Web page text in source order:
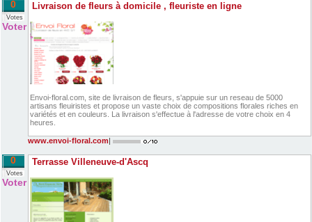
0
Votes
Voter
Livraison de fleurs à domicile , fleuriste en ligne
Envoi-floral.com, site de livraison de fleurs, s'appuie sur un reseau de 5000
artisans fleuiristes et propose un vaste choix de compositions florales riches en
variétés et en couleurs. La livraison s'effectue à l'adresse de votre choix en 4
heures.
www.envoi-floral.com|
0
Votes
Voter
Terrasse Villeneuve-d'Ascq